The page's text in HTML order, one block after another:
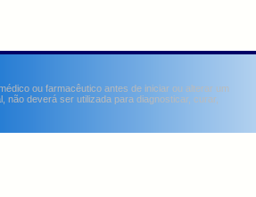
ou farmacêutico antes de iniciar ou alterar um
não deverá ser utilizada para diagnosticar, curar,